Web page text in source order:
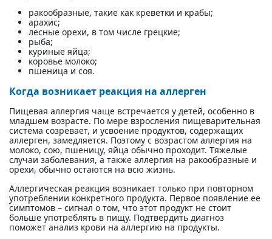
ракообразные, такие как креветки и крабы;
арахис;
лесные орехи, в том числе грецкие;
рыба;
куриные яйца;
коровье молоко;
пшеница и соя.
Когда возникает реакция на аллерген
Пищевая аллергия чаще встречается у детей, особенно в
младшем возрасте. По мере взросления пищеварительная
система созревает, и усвоение продуктов, содержащих
аллерген, замедляется. Поэтому с возрастом аллергия на
молоко, сою, пшеницу, яйца обычно проходит. Тяжелые
случаи заболевания, а также аллергия на ракообразные и
орехи, обычно остаются на всю жизнь.
Аллергическая реакция возникает только при повторном
употреблении конкретного продукта. Первое появление ее
симптомов – сигнал о том, что этот продукт не стоит
больше употреблять в пищу. Подтвердить диагноз
поможет анализ крови на аллергию на продукты.